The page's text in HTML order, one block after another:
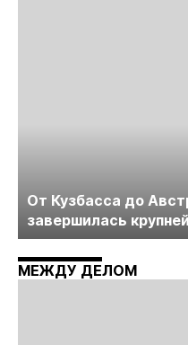
От Кузбасса до
завершилась
технологий «Недра
Майнинг»
МЕЖДУ ДЕЛОМ